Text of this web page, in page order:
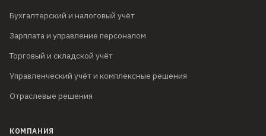
Бухгалтерский и налоговый учёт
Зарплата и управление персоналом
Торговый и складской учёт
Управленческий учёт и комплексные решения
Отраслевые решения
КОМПАНИЯ